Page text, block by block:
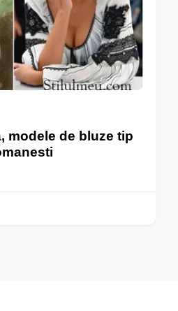
modele de bluze tip